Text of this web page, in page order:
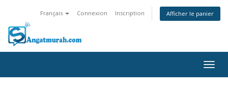
Français Connexion Inscription Afficher le panier